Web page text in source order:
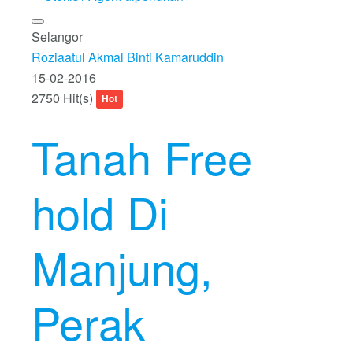
Selangor
Roziaatul Akmal Binti Kamaruddin
15-02-2016
2750 Hit(s)
Hot
Tanah Free
hold Di
Manjung,
Perak